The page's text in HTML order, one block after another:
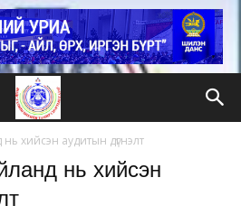
нь хийсэн аудитын дүгнэлт
нь хийсэн